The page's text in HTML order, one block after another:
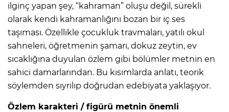
ilginç yapan şey, “kahraman” oluşu değil, sürekli
olarak kendi kahramanlığını bozan bir iç ses
taşıması. Özellikle çocukluk travmaları, yatılı okul
sahneleri, öğretmenin şamarı, dokuz zeytin, ev
sıcaklığına duyulan özlem gibi bölümler metnin en
sahici damarlarından. Bu kısımlarda anlatı, teorik
söylemden sıyrılıp doğrudan edebiyata yaklaşıyor.
Özlem karakteri / figürü metnin önemli